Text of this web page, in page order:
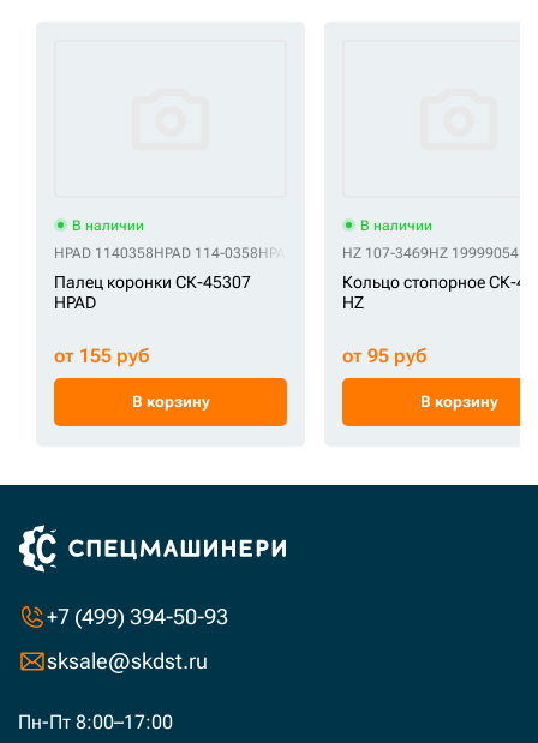
В наличии
HPAD 1140358HPAD 114-0358HPAD 2705-1020 HPAD 8E6358HPAD 8E-
Палец коронки СК-45307
HPAD
от 155 руб
В корзину
В наличии
HZ 107-3469HZ 1999905418
Кольцо стопорное СК-
HZ
от 95 руб
В корзину
+7 (499) 394-50-93
sksale@skdst.ru
Пн-Пт 8:00–17:00